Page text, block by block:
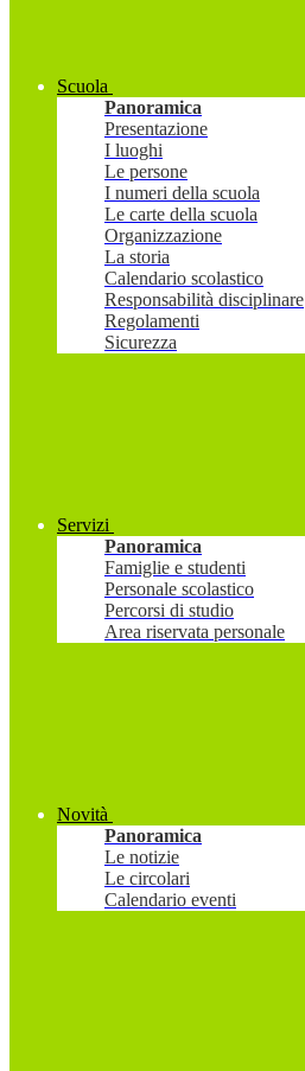
Scuola
Panoramica
Presentazione
I luoghi
Le persone
I numeri della scuola
Le carte della scuola
Organizzazione
La storia
Calendario scolastico
Responsabilità disciplinare
Regolamenti
Sicurezza
Servizi
Panoramica
Famiglie e studenti
Personale scolastico
Percorsi di studio
Area riservata personale
Novità
Panoramica
Le notizie
Le circolari
Calendario eventi